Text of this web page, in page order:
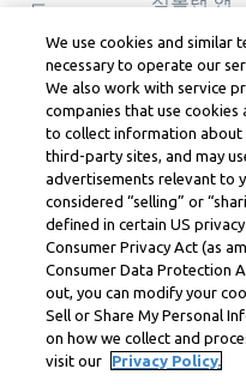
트
계산기
그래프
계산기
지오메
트리 계
산기
솔루션
확인
그래프 계
기 (iOS)
실행 (iOS)
Symbolab, a
©
We use cookies and similar
necessary to operate our
We also work with service
companies that use
to collect information about
third-party sites, and may
advertisements relevant to
considered “selling” or
defined in certain US
Consumer Privacy Act (as
Consumer Data Protection
out, you can modify your
Sell or Share My Personal
on how we collect and
visit our
Privacy Policy.